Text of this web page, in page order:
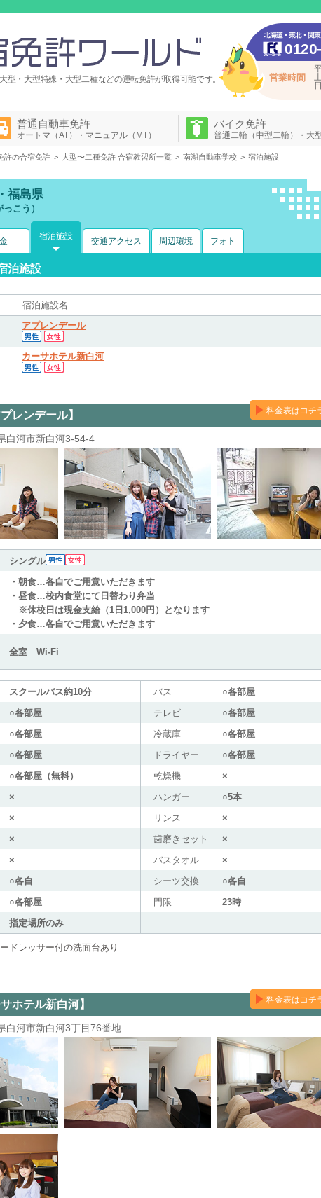
型・大型特殊・大型二種などの運転免許が取得可能です。 営業時間
普通自動車免許
オートマ（AT）・マニュアル（MT）
バイク免許
普通二輪（中型二輪）・大
許の合宿免許 大型〜二種免許 合宿教習所一覧 南湖自動車学校 宿泊施設
福島県
こう）
宿泊施設 交通アクセス 周辺環境 フォト
泊施設
宿泊施設名
アプレンデール
カーサホテル新白河
レンデール】 料金表はコチ
河市新白河3-54-4
シングル
・朝食…各自でご用意いただきます
・昼食…校内食堂にて日替わり弁当
※休校日は現金支給（1日1,000円）となります
・夕食…各自でご用意いただきます
全室 Wi-Fi
スクールバス約10分 バス
○各部屋
○各部屋 テレビ
○各部屋
○各部屋 冷蔵庫
○各部屋
○各部屋 ドライヤー
○各部屋
○各部屋（無料） 乾燥機
×
× ハンガー
○5本
× リンス
×
× 歯磨きセット
×
× バスタオル
×
○各自 シーツ交換
○各自
○各部屋 門限
23時
指定場所のみ
ドレッサー付の洗面台あり
ホテル新白河】 料金表はコチ
河市新白河3丁目76番地